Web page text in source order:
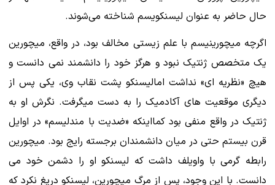
حال حاضر به عنوان لیسنکویسم شناخته می‌شوند.
اگرچه میچورینیسم با علم زیستی مخالف بود، در واقع، میچورین
یک متخصص ژنتیک نبود و هرگز خود را دانشمند نمی دانست و
هیچ «نظریه ای» نداشت امالیسنکو پشت نقاب وی، یکی پس از
دیگری موقعیت های آکادمیک را به دست میگرفت. نگرش او به
ژنتیک در واقع منفی بود کمااینکه «ضدیت با مندلیسم» در اوایل
قرن بیستم حتی در میان دانشمندان برجسته رایج بود. میچورین
رابطه گرمی با واویلف داشت که لیسنکو او را دشمن خود می
دانست. با این وجود، پس از مرگ میچورین، لیسنکو دریغ نکرد که